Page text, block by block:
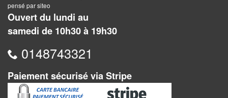
Jeux
traditionnels
Dominos
Jeu
de
pensé par siteo
Ouvert du lundi au
samedi de 10h30 à 19h30
0148743321
Paiement sécurisé via Stripe